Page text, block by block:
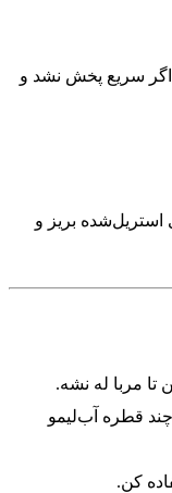
سریع پخش نشد و
بریز و
تا مربا له نشه.
قطره آب‌لیمو
کن.